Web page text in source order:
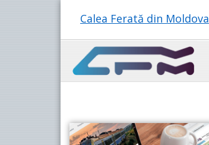
Calea Ferată din Moldova